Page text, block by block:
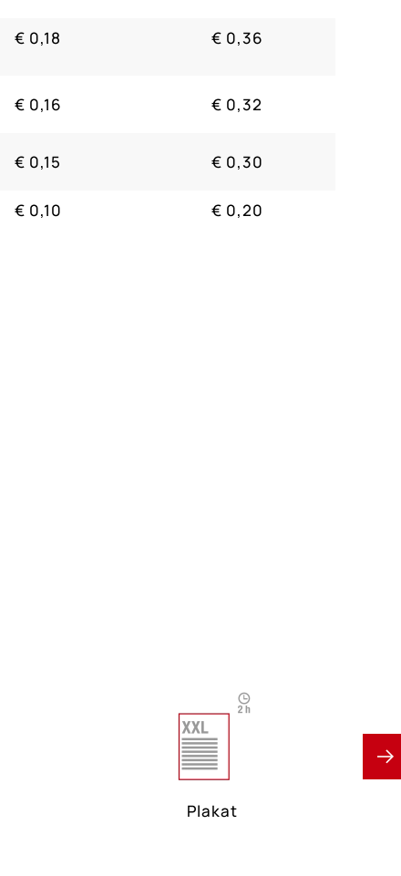
€ 0,18 € 0,36
€ 0,16 € 0,32
€ 0,15 € 0,30
€ 0,10 € 0,20
Plakat